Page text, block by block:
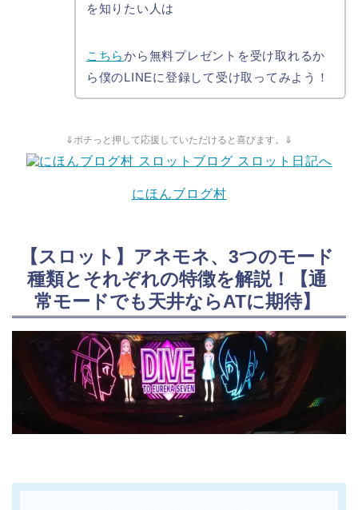
を知りたい人は
こちらから無料プレゼントを受け取れるか
ら僕のLINEに登録して受け取ってみよう！
⇓ポチっと押して応援していただけると喜びます。⇓
にほんブログ村
【スロット】アネモネ、3つのモード
種類とそれぞれの特徴を解説！【通
常モードでも天井ならATに期待】